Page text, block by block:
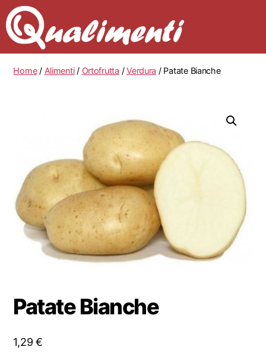
Home/ Alimenti/ Ortofrutta /Verdura / Patate Bianche
Patate Bianche
1,29€